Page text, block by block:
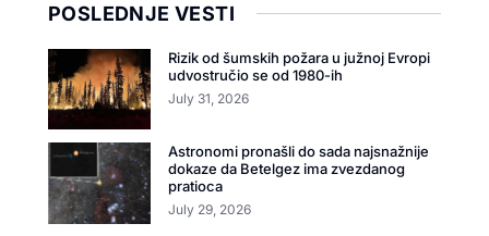
POSLEDNJE VESTI
Rizik od šumskih požara u južnoj Evropi
udvostručio se od 1980-ih
July 31, 2026
Astronomi pronašli do sada najsnažnije
dokaze da Betelgez ima zvezdanog
pratioca
July 29, 2026